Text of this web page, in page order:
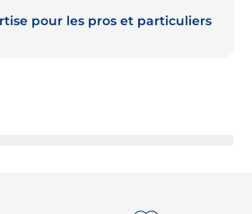
pour les pros et particuliers